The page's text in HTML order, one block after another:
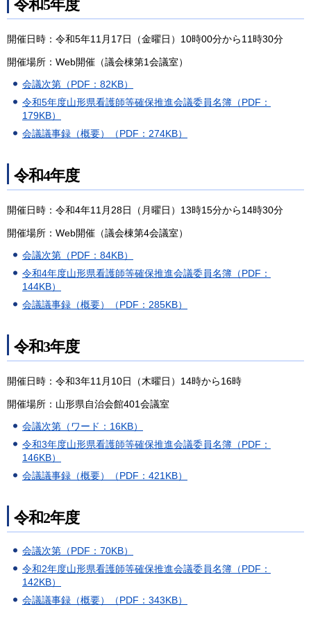
令和5年度
開催日時：令和5年11月17日（金曜日）10時00分から11時30分
開催場所：Web開催（議会棟第1会議室）
会議次第（PDF：82KB）
令和5年度山形県看護師等確保推進会議委員名簿（PDF：
179KB）
会議議事録（概要）（PDF：274KB）
令和4年度
開催日時：令和4年11月28日（月曜日）13時15分から14時30分
開催場所：Web開催（議会棟第4会議室）
会議次第（PDF：84KB）
令和4年度山形県看護師等確保推進会議委員名簿（PDF：
144KB）
会議議事録（概要）（PDF：285KB）
令和3年度
開催日時：令和3年11月10日（木曜日）14時から16時
開催場所：山形県自治会館401会議室
会議次第（ワード：16KB）
令和3年度山形県看護師等確保推進会議委員名簿（PDF：
146KB）
会議議事録（概要）（PDF：421KB）
令和2年度
会議次第（PDF：70KB）
令和2年度山形県看護師等確保推進会議委員名簿（PDF：
142KB）
会議議事録（概要）（PDF：343KB）